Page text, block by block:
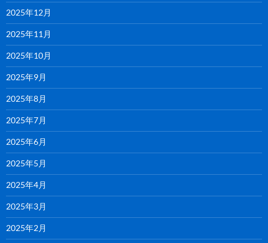
2025年12月
2025年11月
2025年10月
2025年9月
2025年8月
2025年7月
2025年6月
2025年5月
2025年4月
2025年3月
2025年2月